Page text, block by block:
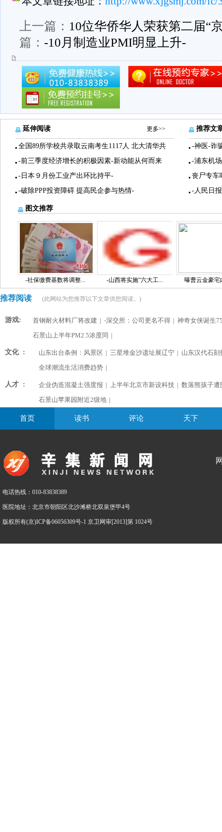
上一篇： 10位华侨华人荣获第二届“
篇： -10月制造业PMI明显上升-
延伸阅读 更多>>
全国89所学校共录取云南考生1117人 北大清华共
-前三季度经济增长的积极因素-新动能从何而来
-日本９月份工业产出环比持平-
-破除PPP投资障碍 提高民企参与热情-
推荐文
-神医-诈
-浦东机
丧尸专车
-人民日
图文推荐
-社保缴费基数将调整... -山西将实施“六大工... 曝曹云金豪宅
推荐阅读 (此网站为您推荐以下文章供您阅读。)
游戏: 首钢耐火材料厂将改建 | -深交所：公司更名不得 | 神奇女侠诞生
石景山上半年PM2.5浓度同 |
文化 : 山东出台条例：风景区 | 三星堆金沙遗址展辽宁 | 山东汉代石刻
全球潮流生活消费趋势 |
人才 : 企业伪造混凝土强度报 | 上半年北京市新设科技 | 数落熊孩子遭
石景山苹果园附近2级地 |
首页 读书 评论 天下
电话热线：010-83838389
医院地址：北京市朝阳区北沙滩桥北双泉堡甲4号
版权所有(京)ICP备06056309号-1 京卫网审[2013]第 1024号